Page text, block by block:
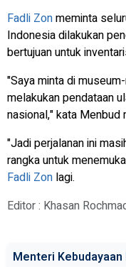
Fadli Zonmeminta
Indonesia dilakukan
bertujuan untuk
"Saya minta di
melakukan pendataan
nasional," kata Menbud
"Jadi perjalanan ini
rangka untuk
Fadli Zon lagi.
Editor : Khasan
Menteri Kebudayaan